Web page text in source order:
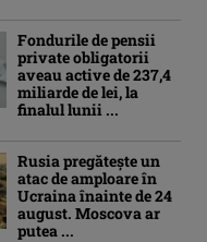
Fondurile de pensii
private obligatorii
aveau active de 237,4
miliarde de lei, la
finalul lunii ...
Rusia pregătește un
atac de amploare în
Ucraina înainte de 24
august. Moscova ar
putea ...